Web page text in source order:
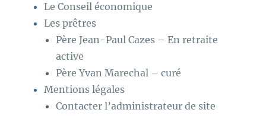
Le Conseil économique
Les prêtres
Père Jean-Paul Cazes – En retraite
active
Père Yvan Marechal – curé
Mentions légales
Contacter l’administrateur de site